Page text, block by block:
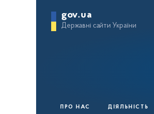
gov.ua
Державні сайти України
ПРО НАС ДІЯЛЬНІСТЬ